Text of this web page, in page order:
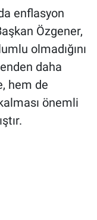
enflasyon
Özgener,
olmadığını
daha
hem de
önemli